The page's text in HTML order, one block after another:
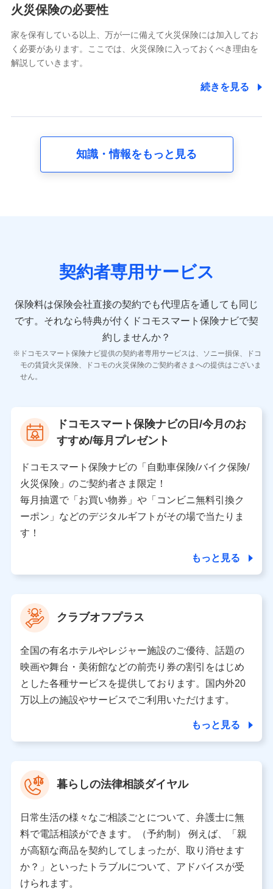
電話対応の品質向上およびお問合せ内容の正確な把握のため
6.採用応募者の個人情報
採用選考および入社手続を実施するため
8.取引先個人情報
取引先としての選定業務、営業情報の提供業務、契約締結手
10.受託業務の 個人情報
11.マイカー通勤管理クラウド並びに法人向けASPサー
ビスに関してのお問い合わせ情報
各種お問い合わせに対応するため
当社のサービスに関する情報提供や、皆様に有用なお知らせ
をお送りするため
当社の対応品質向上やお問い合わせ内容の正確な把握のため
個人情報保護管理者の職名、連絡先
〒103-0013 東京都中央区日本橋人形町2-14-10 アー
バンネット日本橋ビル 3F
株式会社ドコモ・インシュアランス
個人情報の第三者提供について
当社は利用目的の達成に必要な範囲内において個人情報
の取り扱いの全部または一部を委託する場合がありま
す。
個人データの共同利用
当社は株式会社NTTドコモとの間で、以下のとおり個
人データを共同利用します。
氏名、電話番号、メールアドレス、お客さまの識別子、属
性、連絡先、dポイントサービスのご利用に関する情報。例
として、dポイントカード番号、性別、年齢、家族構成、住
所、dポイント残高、dポイント利用履歴などが含まれます。
利用情報
当社又は株式会社NTTドコモが提供する各種サービスなどの
ご契約・ご利用などに関する情報。例として、当社又は株式
会社NTTドコモが提供する各種サービスのご契約状態・ご利
用履歴インターネット利用時の行動に関する情報、アプリケ
ーション利用時の行動に関する情報、購入されたサービスや
火災保険の必要性
家を保有している以上、万が一に備えて火災保険には加入してお
く必要があります。ここでは、火災保険に入っておくべき理由を
解説していきます。
続きを見る
知識・情報をもっと見る
契約者専用サービス
保険料は保険会社直接の契約でも代理店を通しても同じ
です。 それなら特典が付くドコモスマート保険ナビで契
約しませんか？
ドコモスマート保険ナビ提供の契約者専用サービスは、ソニー損保、ドコ
モの賃貸火災保険、ドコモの火災保険のご契約者さまへの提供はございま
せん。
ドコモスマート保険ナビの日/今月のお
すすめ/毎月プレゼント
ドコモスマート保険ナビの「自動車保険/バイク保険/
火災保険」のご契約者さま限定！
毎月抽選で「お買い物券」や「コンビニ無料引換ク
ーポン」などのデジタルギフトがその場で当たりま
す！
もっと見る
クラブオフプラス
全国の有名ホテルやレジャー施設のご優待、話題の
映画や舞台・美術館などの前売り券の割引をはじめ
とした各種サービスを提供しております。国内外20
万以上の施設やサービスでご利用いただけます。
もっと見る
暮らしの法律相談ダイヤル
日常生活の様々なご相談ごとについて、弁護士に無
料で電話相談ができます。（予約制） 例えば、「親
が高額な商品を契約してしまったが、取り消せます
か？」といったトラブルについて、アドバイスが受
けられます。